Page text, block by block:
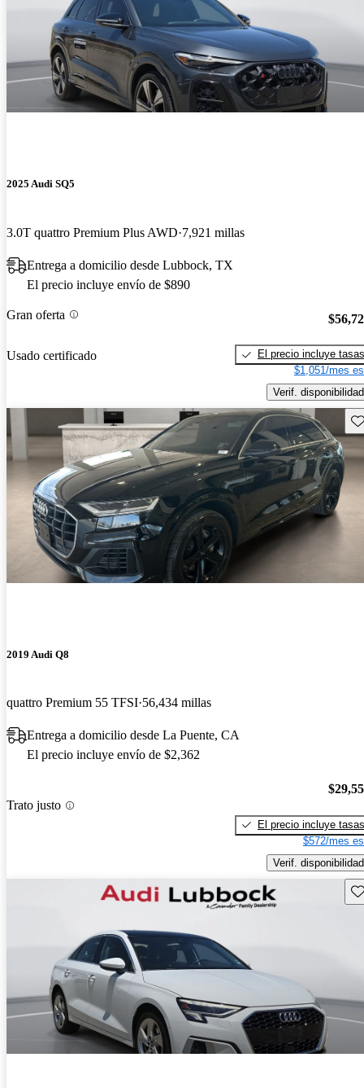
2025 Audi SQ5
3.0T quattro Premium Plus AWD 7,921 millas
Entrega a domicilio desde Lubbock, TX
El precio incluye envío de $890
Gran oferta
Usado certificado
El precio incluye tasas
$1,051/mes
Verif. disponibilidad
2019 Audi Q8
quattro Premium 55 TFSI 56,434 millas
Entrega a domicilio desde La Puente, CA
El precio incluye envío de $2,362
Trato justo
El precio incluye tasas
$572/mes
Verif. disponibilidad